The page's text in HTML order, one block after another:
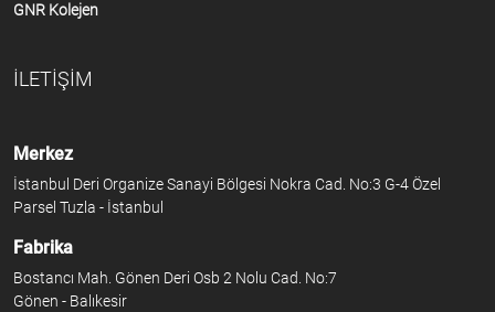
GNR Kolejen
İLETİŞİM
Merkez
İstanbul Deri Organize Sanayi Bölgesi Nokra Cad. No:3 G-4 Özel
Parsel Tuzla - İstanbul
Fabrika
Bostancı Mah. Gönen Deri Osb 2 Nolu Cad. No:7
Gönen - Balıkesir